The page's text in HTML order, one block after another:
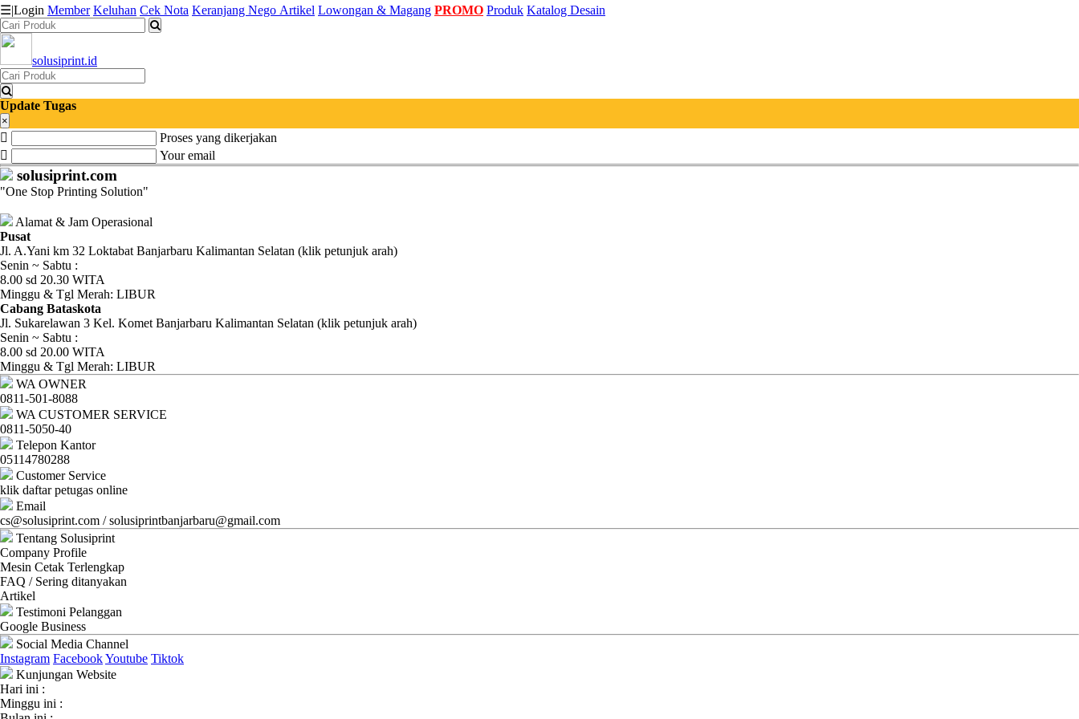
Katalog
Produk
Petugas
Riwayat
Transaksi
Tagihan
Berjalan
Pembayaran
Pendapatan
Fee
Ganti
Password
Logout
☰|Login Member Keluhan Cek Nota Keranjang Nego Artikel Lowongan & Magang PROMO Produk Katalog Desain
solusiprint.id
Update Tugas
×
Proses yang dikerjakan
Your email
solusiprint.com
"One Stop Printing Solution"
Alamat & Jam Operasional
Pusat
Jl. A.Yani km 32 Loktabat Banjarbaru Kalimantan Selatan (klik petunjuk arah)
Senin ~ Sabtu :
8.00 sd 20.30 WITA
Minggu & Tgl Merah: LIBUR
Cabang Bataskota
Jl. Sukarelawan 3 Kel. Komet Banjarbaru Kalimantan Selatan (klik petunjuk arah)
Senin ~ Sabtu :
8.00 sd 20.00 WITA
Minggu & Tgl Merah: LIBUR
WA OWNER
0811-501-8088
WA CUSTOMER SERVICE
0811-5050-40
Telepon Kantor
05114780288
Customer Service
klik daftar petugas online
Email
cs@solusiprint.com / solusiprintbanjarbaru@gmail.com
Tentang Solusiprint
Company Profile
Mesin Cetak Terlengkap
FAQ / Sering ditanyakan
Artikel
Testimoni Pelanggan
Google Business
Social Media Channel
Instagram FacebookYoutube Tiktok
Kunjungan Website
Hari ini :
Minggu ini :